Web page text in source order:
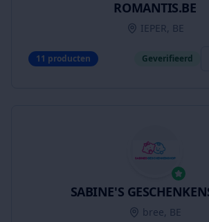
ROMANTIS.BE
IEPER, BE
11 producten Geverifieerd
SABINE'S
bree, BE